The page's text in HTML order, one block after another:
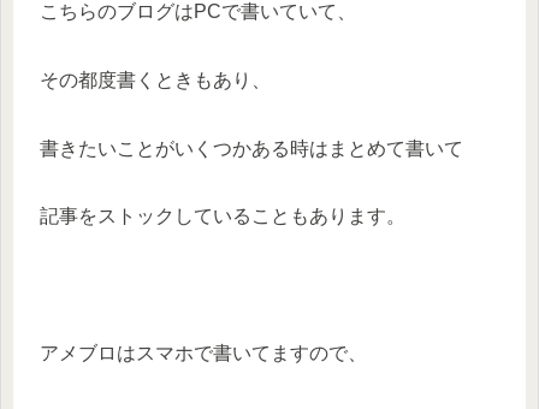
こちらのブログはPCで書いていて、
その都度書くときもあり、
書きたいことがいくつかある時はまとめて書いて
記事をストックしていることもあります。
アメブロはスマホで書いてますので、